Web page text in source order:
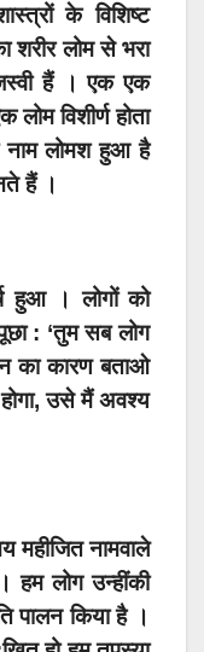
के विशिष्ट
शरीर लोम से भरा
हैं । एक एक
विशीर्ण होता
नाम लोमश हुआ है
हैं ।
हुआ । लोगों को
: ‘तुम सब लोग
का कारण बताओ
होगा, उसे मैं अवश्य
महीजित नामवाले
हम लोग उन्हींकी
पालन किया है ।